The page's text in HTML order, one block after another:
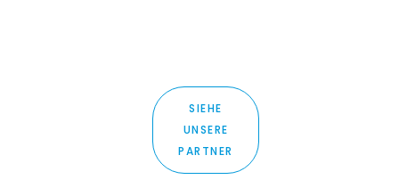
SIEHE
UNSERE
PARTNER